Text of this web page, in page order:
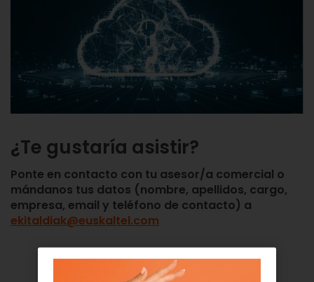
¿Te gustaría asistir?
Ponte en contacto con tu asesor/a comercial o
mándanos tus datos (nombre, apellidos, cargo,
empresa, email y teléfono de contacto) a
ekitaldiak@euskaltel.com